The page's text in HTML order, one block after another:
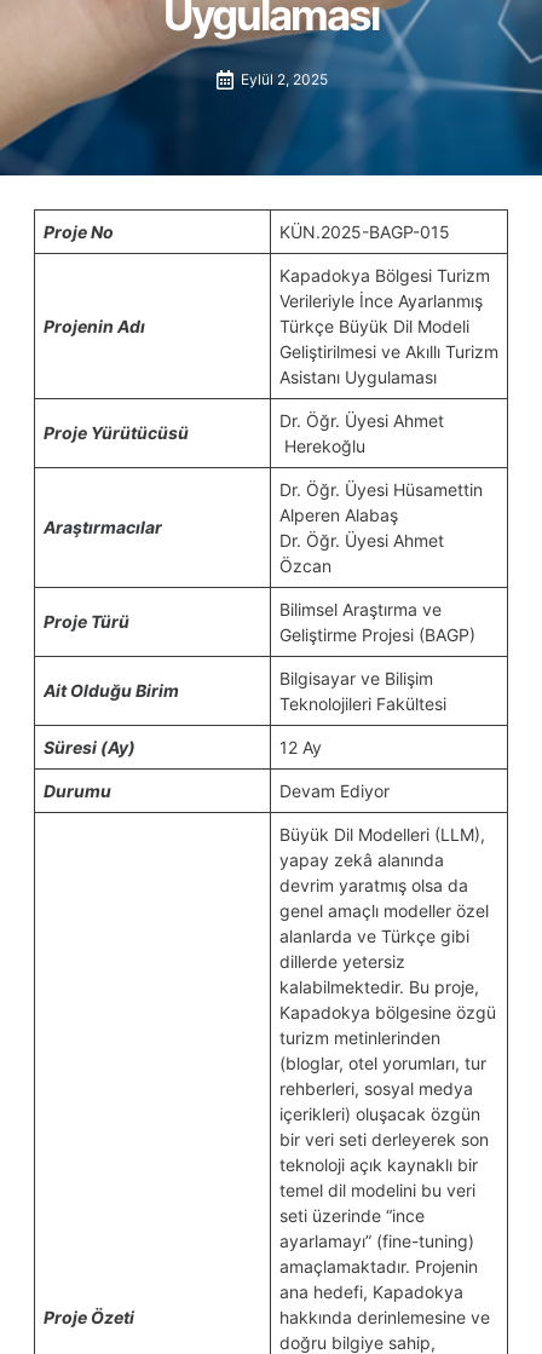
Uygulaması
Eylül 2, 2025
Proje No KÜN.2025-BAGP-015
Projenin Adı
Kapadokya Bölgesi Turizm
Verileriyle İnce Ayarlanmış
Türkçe Büyük Dil Modeli
Geliştirilmesi ve Akıllı Turizm
Asistanı Uygulaması
Proje Yürütücüsü
Dr. Öğr. Üyesi Ahmet
Herekoğlu
Araştırmacılar
Dr. Öğr. Üyesi Hüsamettin
Alperen Alabaş
Dr. Öğr. Üyesi Ahmet
Özcan
Proje Türü
Bilimsel Araştırma ve
Geliştirme Projesi (BAGP)
Ait Olduğu Birim
Bilgisayar ve Bilişim
Teknolojileri Fakültesi
Süresi (Ay) 12 Ay
Durumu Devam Ediyor
Proje Özeti
Büyük Dil Modelleri (LLM),
yapay zekâ alanında
devrim yaratmış olsa da
genel amaçlı modeller özel
alanlarda ve Türkçe gibi
dillerde yetersiz
kalabilmektedir. Bu proje,
Kapadokya bölgesine özgü
turizm metinlerinden
(bloglar, otel yorumları, tur
rehberleri, sosyal medya
içerikleri) oluşacak özgün
bir veri seti derleyerek son
teknoloji açık kaynaklı bir
temel dil modelini bu veri
seti üzerinde “ince
ayarlamayı” (fine-tuning)
amaçlamaktadır. Projenin
ana hedefi, Kapadokya
hakkında derinlemesine ve
doğru bilgiye sahip,